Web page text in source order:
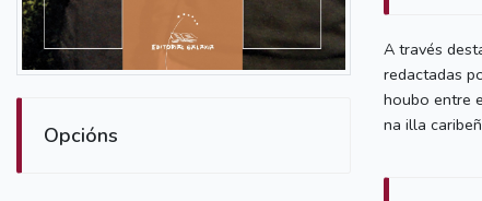
Opcións
A través
redactadas
houbo entre
na illa